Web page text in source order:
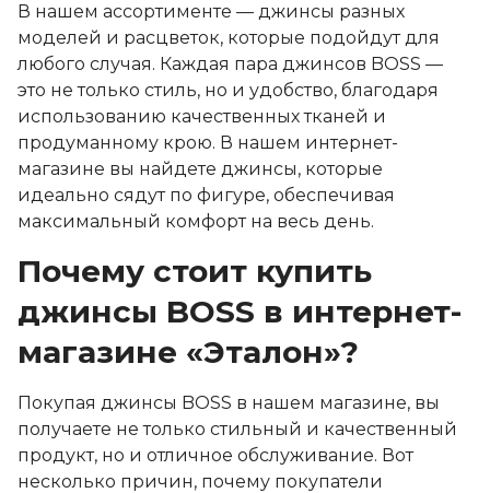
В нашем ассортименте — джинсы разных
моделей и расцветок, которые подойдут для
любого случая. Каждая пара джинсов BOSS —
это не только стиль, но и удобство, благодаря
использованию качественных тканей и
продуманному крою. В нашем интернет-
магазине вы найдете джинсы, которые
идеально сядут по фигуре, обеспечивая
максимальный комфорт на весь день.
Почему стоит купить
джинсы BOSS в интернет-
магазине «Эталон»?
Покупая джинсы BOSS в нашем магазине, вы
получаете не только стильный и качественный
продукт, но и отличное обслуживание. Вот
несколько причин, почему покупатели